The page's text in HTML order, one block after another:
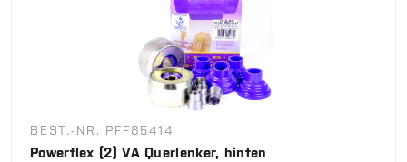
BEST.-NR. PFF85414
Powerflex (2) VA Querlenker, hinten